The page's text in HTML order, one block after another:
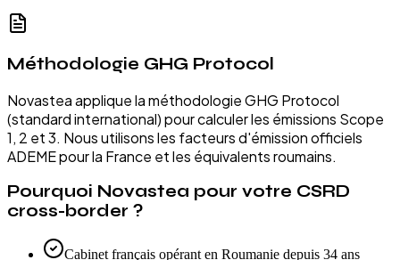
Méthodologie GHG Protocol
Novastea applique la méthodologie GHG Protocol
(standard international) pour calculer les émissions Scope
1, 2 et 3. Nous utilisons les facteurs d'émission officiels
ADEME pour la France et les équivalents roumains.
Pourquoi Novastea pour votre CSRD
cross-border ?
Cabinet français opérant en Roumanie depuis 34 ans